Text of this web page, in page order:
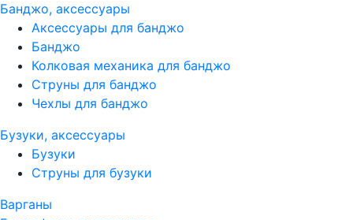
Банджо, аксессуары
Аксессуары для банджо
Банджо
Колковая механика для банджо
Струны для банджо
Чехлы для банджо
Бузуки, аксессуары
Бузуки
Струны для бузуки
Варганы